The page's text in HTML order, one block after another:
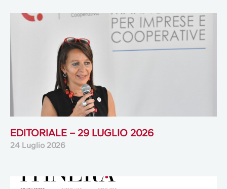
EDITORIALE – 29 LUGLIO 2026
24 Luglio 2026